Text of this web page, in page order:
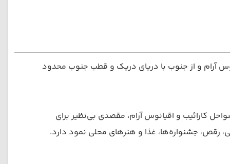
آرام و از جنوب با دریای دریک و قطب جنوب محدود
کارائیب و اقیانوس آرام، مقصدی بی‌نظیر برای
رقص، جشنواره‌ها، غذا و هنرهای محلی نمود دارد.